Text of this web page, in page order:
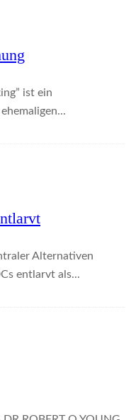
ist ein
Alternativen
entlarvt als...